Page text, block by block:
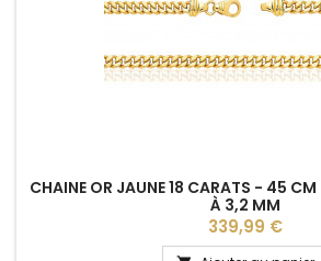
CHAINE OR JAUNE 18 CARATS - 45 CM
À 3,2 MM
Prix
339,99 €